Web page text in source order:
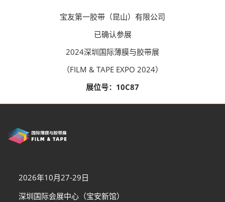
宝友第一胶带（昆山）有限公司
已确认参展
2024深圳国际薄膜与胶带展
（FILM & TAPE EXPO 2024）
展位号：10C87
2026年10月27-29日
深圳国际会展中心（宝安新馆）